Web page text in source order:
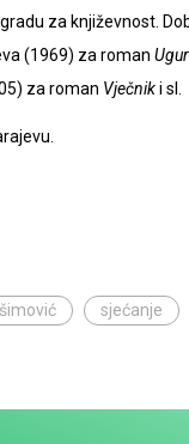
za književnost.
(1969) za roman
za roman Vječniki sl.
sjećanje